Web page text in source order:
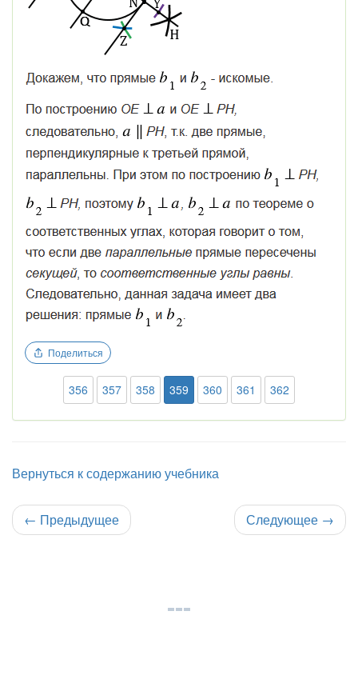
Поделиться
356 357 358 359 360 361 362
Вернуться к содержанию учебника
← Предыдущее Следующее →